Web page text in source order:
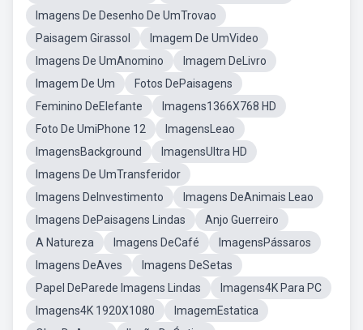
Imagens De Desenho De UmTrovao
Paisagem Girassol
Imagem De UmVideo
Imagens De UmAnomino
Imagem DeLivro
Imagem De Um
Fotos DePaisagens
Feminino DeElefante
Imagens1366X768 HD
Foto De UmiPhone 12
ImagensLeao
ImagensBackground
ImagensUltra HD
Imagens De UmTransferidor
Imagens DeInvestimento
Imagens DeAnimais Leao
Imagens DePaisagens Lindas
Anjo Guerreiro
A Natureza
Imagens DeCafé
ImagensPássaros
Imagens DeAves
Imagens DeSetas
Papel DeParede Imagens Lindas
Imagens4K Para PC
Imagens4K 1920X1080
ImagemEstatica